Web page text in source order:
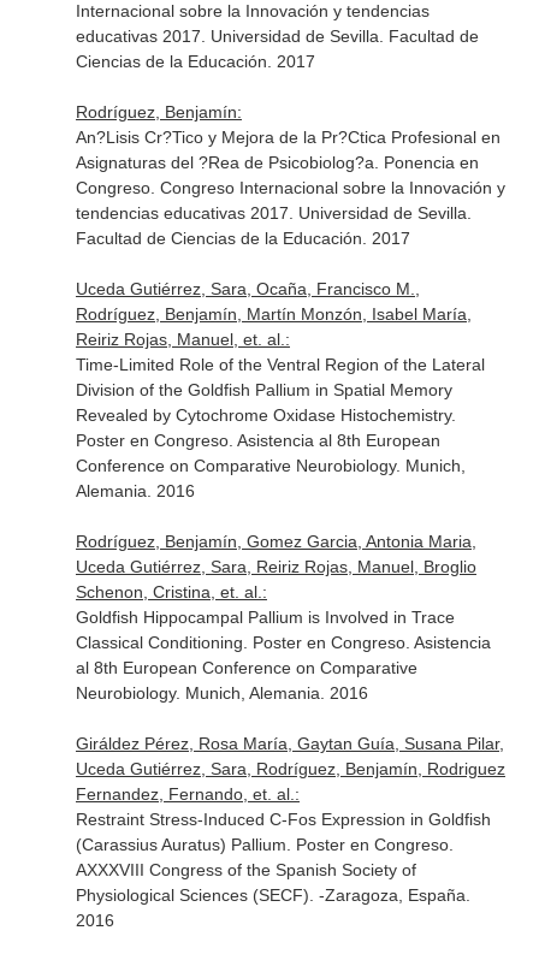
Internacional sobre la Innovación y tendencias
educativas 2017. Universidad de Sevilla. Facultad de
Ciencias de la Educación. 2017
Rodríguez, Benjamín:
An?Lisis Cr?Tico y Mejora de la Pr?Ctica Profesional en
Asignaturas del ?Rea de Psicobiolog?a. Ponencia en
Congreso. Congreso Internacional sobre la Innovación y
tendencias educativas 2017. Universidad de Sevilla.
Facultad de Ciencias de la Educación. 2017
Uceda Gutiérrez, Sara, Ocaña, Francisco M.,
Rodríguez, Benjamín, Martín Monzón, Isabel María,
Reiriz Rojas, Manuel, et. al.:
Time-Limited Role of the Ventral Region of the Lateral
Division of the Goldfish Pallium in Spatial Memory
Revealed by Cytochrome Oxidase Histochemistry.
Poster en Congreso. Asistencia al 8th European
Conference on Comparative Neurobiology. Munich,
Alemania. 2016
Rodríguez, Benjamín, Gomez Garcia, Antonia Maria,
Uceda Gutiérrez, Sara, Reiriz Rojas, Manuel, Broglio
Schenon, Cristina, et. al.:
Goldfish Hippocampal Pallium is Involved in Trace
Classical Conditioning. Poster en Congreso. Asistencia
al 8th European Conference on Comparative
Neurobiology. Munich, Alemania. 2016
Giráldez Pérez, Rosa María, Gaytan Guía, Susana Pilar,
Uceda Gutiérrez, Sara, Rodríguez, Benjamín, Rodriguez
Fernandez, Fernando, et. al.:
Restraint Stress-Induced C-Fos Expression in Goldfish
(Carassius Auratus) Pallium. Poster en Congreso.
AXXXVIII Congress of the Spanish Society of
Physiological Sciences (SECF). -Zaragoza, España.
2016